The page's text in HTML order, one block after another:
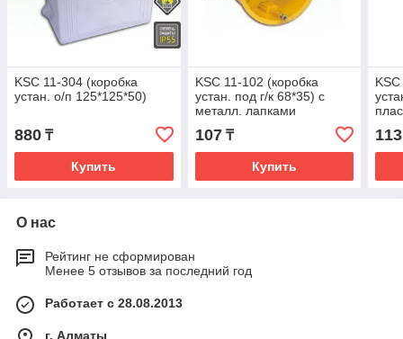
KSC 11-304 (коробка
устан. о/п 125*125*50)
880 ₸
Купить
KSC 11-102 (коробка
устан. под г/к 68*35) с
металл. лапками
107₸
Купить
113
О нас
Рейтинг не сформирован
Менее 5 отзывов за последний год
Работает с 28.08.2013
г. Алматы